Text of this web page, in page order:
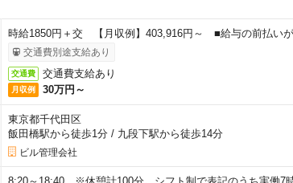
時給1850円＋交 【月収例】403,916円～ ■給与の前払いが
交通費別途支給あり
交通費 交通費支給あり
月収例 30万円～
東京都千代田区
飯田橋駅から徒歩1分/ 九段下駅から徒歩14分
ビル管理会社